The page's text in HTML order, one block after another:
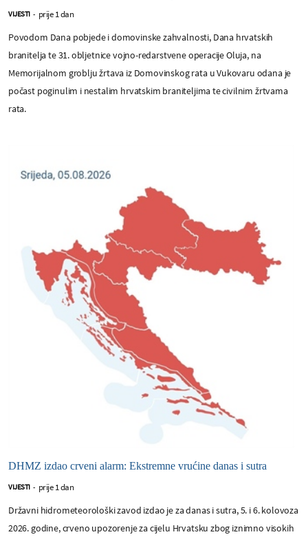
VIJESTI - prije 1 dan
Povodom Dana pobjede i domovinske zahvalnosti, Dana hrvatskih
branitelja te 31. obljetnice vojno-redarstvene operacije Oluja, na
Memorijalnom groblju žrtava iz Domovinskog rata u Vukovaru odana je
počast poginulim i nestalim hrvatskim braniteljima te civilnim žrtvama
rata.
DHMZ izdao crveni alarm: Ekstremne vrućine danas i sutra
VIJESTI - prije 1 dan
Državni hidrometeorološki zavod izdao je za danas i sutra, 5. i 6. kolovoza
2026. godine, crveno upozorenje za cijelu Hrvatsku zbog iznimno visokih